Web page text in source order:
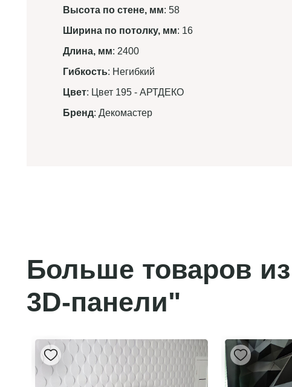
Высота по стене, мм: 58
Ширина по потолку, мм: 16
Длина, мм: 2400
Гибкость: Негибкий
Цвет: Цвет 195 - АРТДЕКО
Бренд: Декомастер
Больше товаров
3D-панели"